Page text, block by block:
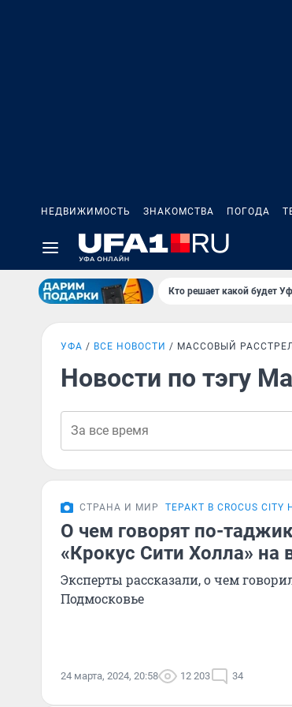
НЕДВИЖИМОСТЬ ЗНАКОМСТВА ПОГОДА
Кто решает какой будет
УФА ВСЕ НОВОСТИ МАССОВЫЙ РАССТРЕЛ
Новости по тэгу
СТРАНА И МИР ТЕРАКТ В CROCUS CITY
О чем говорят по-
«Крокус Сити Холла» на
Эксперты рассказали, о чем
Подмосковье
24 марта, 2024, 20:58 12 203 34